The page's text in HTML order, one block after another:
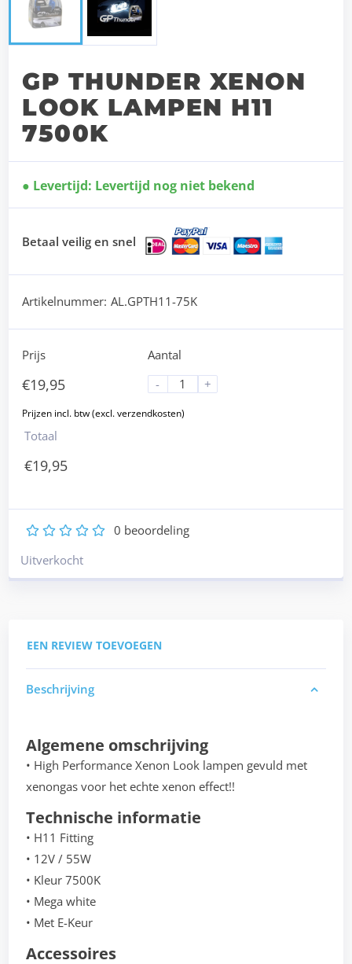
GP THUNDER XENON
LOOK LAMPEN H11
7500K
Levertijd: Levertijd nog niet bekend
Betaal veilig en snel
Artikelnummer: AL.GPTH11-75K
Prijs
€19,95
Aantal
-
+
Totaal
€19,95
5
4
3
2 0 beoordeling
Uitverkocht
EEN REVIEW TOEVOEGEN
Beschrijving
Algemene omschrijving
• High Performance Xenon Look lampen gevuld met
xenongas voor het echte xenon effect!!
Technische informatie
• H11 Fitting
• 12V / 55W
• Kleur 7500K
• Mega white
• Met E-Keur
Accessoires